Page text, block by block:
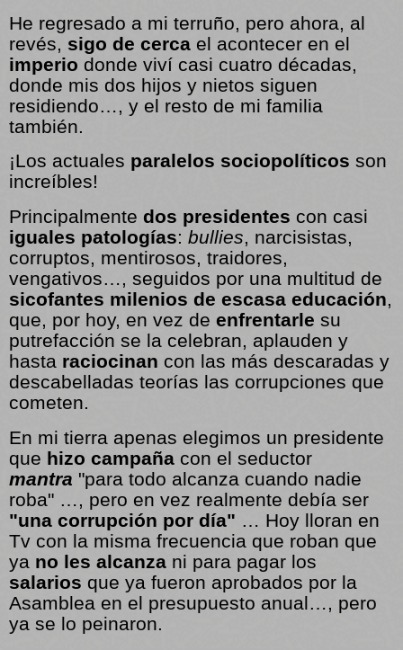
He regresado a mi terruño, pero ahora, al
revés, sigo de cerca el acontecer en el
imperio donde viví casi cuatro décadas,
donde mis dos hijos y nietos siguen
residiendo…, y el resto de mi familia
también.
¡Los actuales paralelos sociopolíticos son
increíbles!
Principalmente dos presidentes con casi
iguales patologías: bullies, narcisistas,
corruptos, mentirosos, traidores,
vengativos…, seguidos por una multitud de
sicofantes milenios de escasa educación,
que, por hoy, en vez de enfrentarle su
putrefacción se la celebran, aplauden y
hasta raciocinan con las más descaradas y
descabelladas teorías las corrupciones que
cometen.
En mi tierra apenas elegimos un presidente
que hizo campaña con el seductor
mantra "para todo alcanza cuando nadie
roba" …, pero en vez realmente debía ser
"una corrupción por día" … Hoy lloran en
Tv con la misma frecuencia que roban que
ya no les alcanza ni para pagar los
salarios que ya fueron aprobados por la
Asamblea en el presupuesto anual…, pero
ya se lo peinaron.